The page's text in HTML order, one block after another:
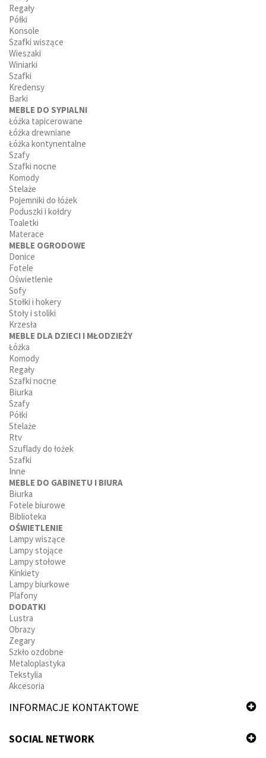
Regały
Półki
Konsole
Szafki wiszące
Wieszaki
Winiarki
Szafki
Kredensy
Barki
MEBLE DO SYPIALNI
Łóżka tapicerowane
Łóżka drewniane
Łóżka kontynentalne
Szafy
Szafki nocne
Komody
Stelaże
Pojemniki do łóżek
Poduszki i kołdry
Toaletki
Materace
MEBLE OGRODOWE
Donice
Fotele
Oświetlenie
Sofy
Stołki i hokery
Stoły i stoliki
Krzesła
MEBLE DLA DZIECI I MŁODZIEŻY
Łóżka
Komody
Regały
Szafki nocne
Biurka
Szafy
Półki
Stelaże
Rtv
Szuflady do łożek
Szafki
Inne
MEBLE DO GABINETU I BIURA
Biurka
Fotele biurowe
Biblioteka
OŚWIETLENIE
Lampy wiszące
Lampy stojące
Lampy stołowe
Kinkiety
Lampy biurkowe
Plafony
DODATKI
Lustra
Obrazy
Zegary
Szkło ozdobne
Metaloplastyka
Tekstylia
Akcesoria
INFORMACJE KONTAKTOWE
SOCIAL NETWORK